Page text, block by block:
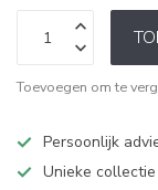
Toevoegen om te
Persoonlijk
Unieke collectie